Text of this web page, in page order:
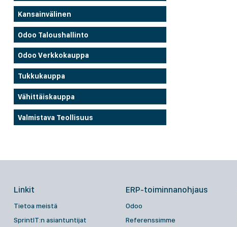
Kansainvälinen
Odoo Taloushallinto
Odoo Verkkokauppa
Tukkukauppa
Vähittäiskauppa
Valmistava Teollisuus
Linkit
Tietoa meistä
SprintIT:n asiantuntijat
ERP-toiminnanohjaus
Odoo
Referenssimme